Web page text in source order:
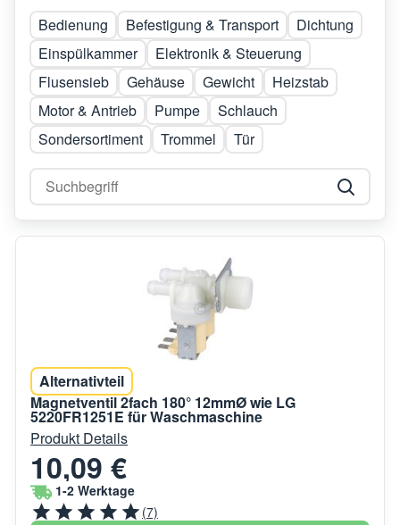
Bedienung
Befestigung & Transport
Dichtung
Einspülkammer
Elektronik & Steuerung
Flusensieb
Gehäuse Gewicht
Heizstab
Motor & Antrieb
Pumpe
Schlauch
Sondersortiment
Trommel Tür
Alternativteil
Magnetventil 2fach 180° 12mmØ wie LG
5220FR1251E für Waschmaschine
Produkt Details
10,09 €
1-2 Werktage
(7)